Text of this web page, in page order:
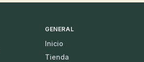
GENERAL
Inicio
Tienda